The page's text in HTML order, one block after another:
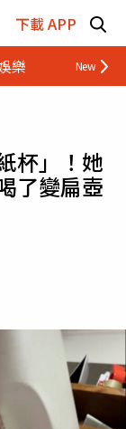
下載 APP
樂 財經
杯」！她
了變扁壺